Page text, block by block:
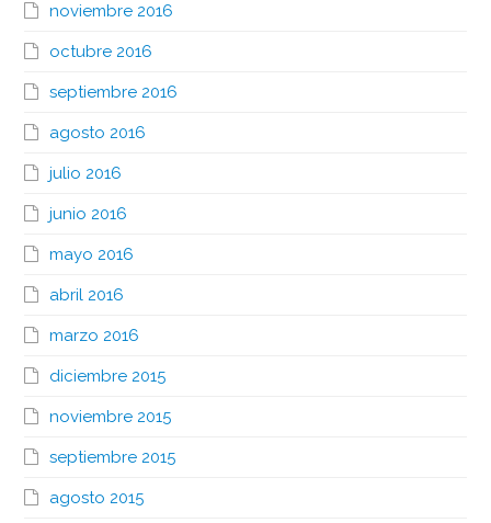
noviembre 2016
octubre 2016
septiembre 2016
agosto 2016
julio 2016
junio 2016
mayo 2016
abril 2016
marzo 2016
diciembre 2015
noviembre 2015
septiembre 2015
agosto 2015